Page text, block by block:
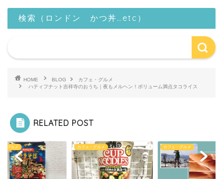
検索（ロンドン かつ丼…etc）
HOME BLOG
カフェ・グルメ
ハティフナット吉祥寺のおうち｜夜もメルヘン！ボリューム満点タコライス
RELATED POST
・グルメ カフェ・グルメ カフェ・グルメ